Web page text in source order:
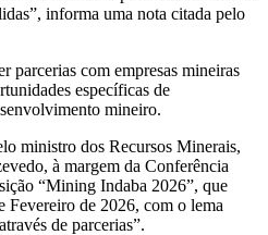
informa uma nota citada pelo
parcerias com empresas mineiras
específicas de
mineiro.
ministro dos Recursos Minerais,
à margem da Conferência
“Mining Indaba 2026”, que
Fevereiro de 2026, com o lema
de parcerias”.